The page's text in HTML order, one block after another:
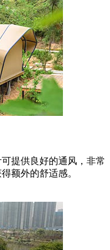
提供良好的通风，非常
额外的舒适感。